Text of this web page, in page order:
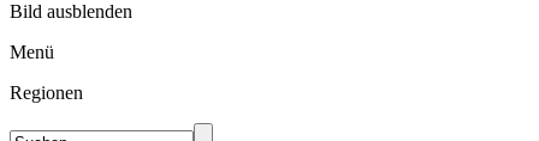
Bild ausblenden
Menü
Regionen